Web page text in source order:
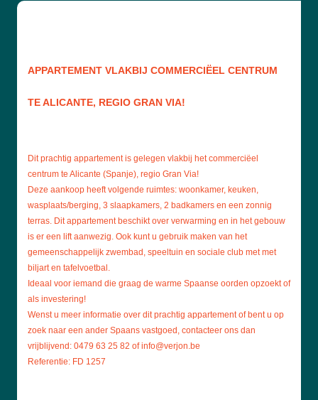
APPARTEMENT VLAKBIJ COMMERCIËEL CENTRUM
TE ALICANTE, REGIO GRAN VIA!
Dit prachtig appartement is gelegen vlakbij het commerciëel
centrum te Alicante (Spanje), regio Gran Via!
Deze aankoop heeft volgende ruimtes: woonkamer, keuken,
wasplaats/berging, 3 slaapkamers, 2 badkamers en een zonnig
terras. Dit appartement beschikt over verwarming en in het gebouw
is er een lift aanwezig. Ook kunt u gebruik maken van het
gemeenschappelijk zwembad, speeltuin en sociale club met met
biljart en tafelvoetbal.
Ideaal voor iemand die graag de warme Spaanse oorden opzoekt of
als investering!
Wenst u meer informatie over dit prachtig appartement of bent u op
zoek naar een ander Spaans vastgoed, contacteer ons dan
vrijblijvend: 0479 63 25 82 of info@verjon.be
Referentie: FD 1257